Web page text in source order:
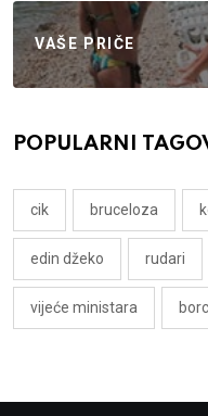
VAŠE PRIČE
POPULARNI
cik bruceloza
edin džeko rudari
vijeće ministara